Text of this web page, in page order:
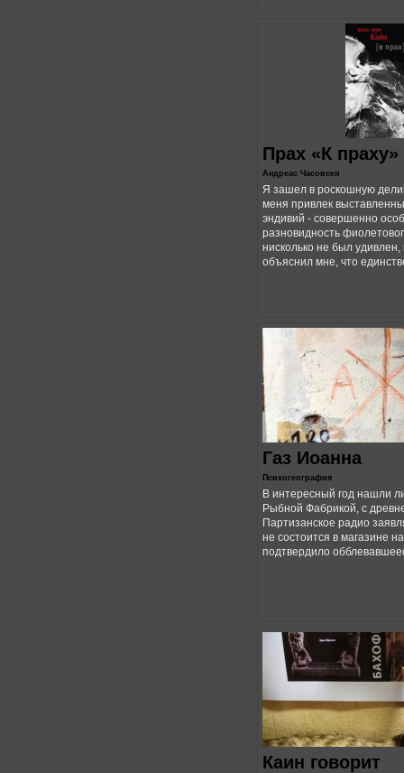
Прах «К праху»
Андреас Часовски
Я зашел в роскошную
меня привлек
эндивий - совершенно
разновидность
нисколько не был удивлен,
объяснил мне, что
Газ Иоанна
Психогеография
В интересный год нашли
Рыбной Фабрикой, с
Партизанское радио
не состоится в магазине
подтвердило
Каин говорит